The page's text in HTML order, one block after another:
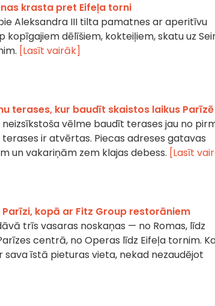
krasta pret Eifeļa torni
Aleksandra III tilta pamatnes ar aperitīvu
dēlīšiem, kokteiļiem, skatu uz
[Lasīt vairāk]
terases, kur baudīt skaistos laikus Parīzē
vēlme baudīt terases jau no
terases ir atvērtas. Piecas adreses gatavas
un vakariņām zem klajas debess. [Lasīt
kopā ar Fitz Group restorāniem
trīs vasaras noskaņas — no Romas, līdz
centrā, no Operas līdz Eifeļa tornim.
īstā pieturas vieta, nekad nezaudējot